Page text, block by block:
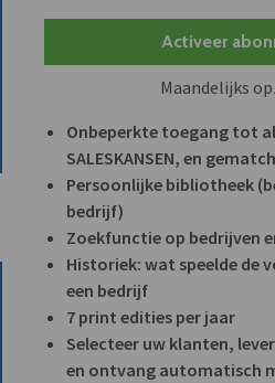
Activeer
Maandelijks
Onbeperkte toegang tot
SALESKANSEN, en
Persoonlijke bibliotheek
bedrijf)
Zoekfunctie op bedrijven
Historiek: wat speelde de
een bedrijf
7 print edities per jaar
Selecteer uw klanten,
en ontvang automatisch